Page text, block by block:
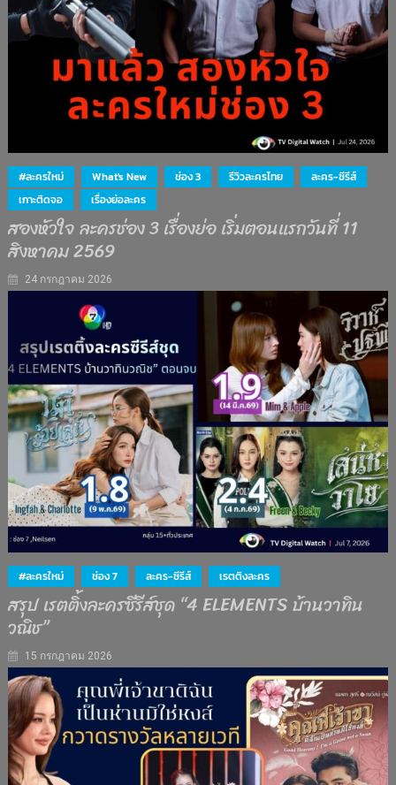
#ละครใหม่ What's New ช่อง 3 รีวิวละครไทย
ละคร-ซีรีส์
เกาะติดจอ
เรื่องย่อละคร
สองหัวใจ ละครช่อง 3 เรื่องย่อ เริ่มตอนแรกวันที่ 11
สิงหาคม 2569
24 กรกฎาคม 2026
#ละครใหม่ ช่อง 7 ละคร-ซีรีส์ เรตติงละคร
สรุป เรตติ้งละครซีรีส์ชุด “4 ELEMENTS บ้านวาทิน
วณิช”
15 กรกฎาคม 2026